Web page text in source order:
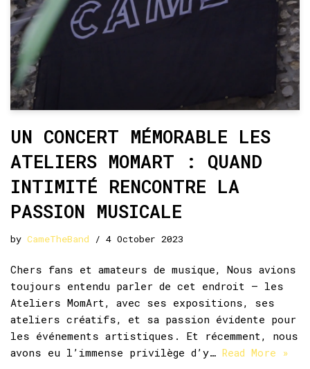
UN CONCERT MÉMORABLE LES
ATELIERS MOMART : QUAND
INTIMITÉ RENCONTRE LA
PASSION MUSICALE
by CameTheBand 4 October 2023
Chers fans et amateurs de musique, Nous avions
toujours entendu parler de cet endroit – les
Ateliers MomArt, avec ses expositions, ses
ateliers créatifs, et sa passion évidente pour
les événements artistiques. Et récemment, nous
avons eu l’immense privilège d’y… Read More »